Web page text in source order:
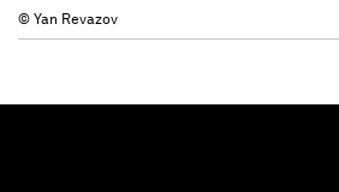
© Yan Revazov